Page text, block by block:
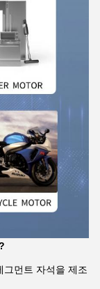
그먼트 자석을 제조